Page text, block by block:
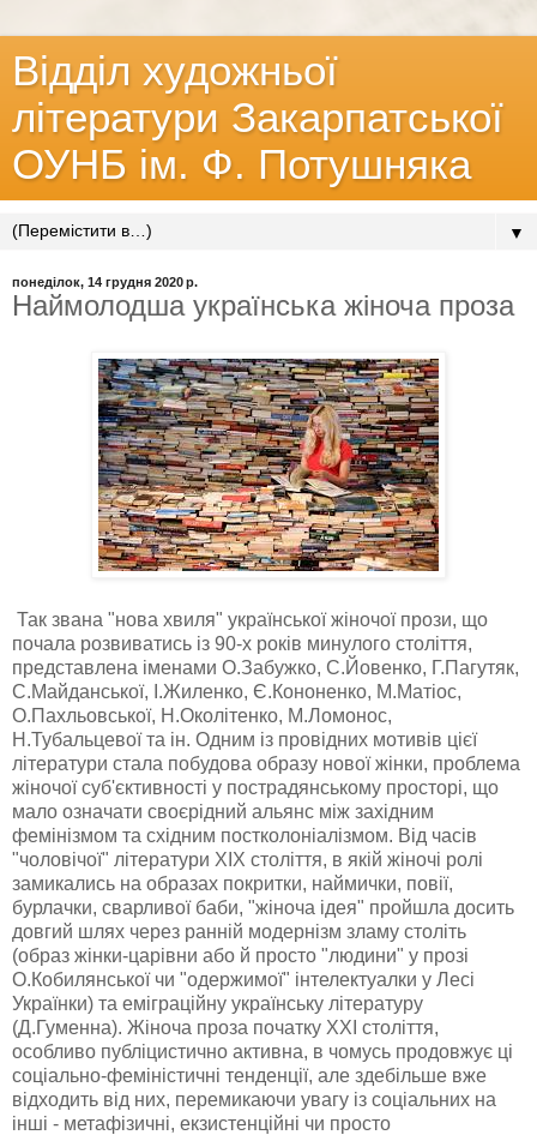
Відділ художньої
літератури Закарпатської
ОУНБ ім. Ф. Потушняка
▼
понеділок, 14 грудня 2020 р.
Наймолодша українська жіноча проза
Так звана "нова хвиля" української жіночої прози, що
почала роз­виватись із 90-х років минулого століття,
представлена іменами О.Забужко, С.Йовенко, Г.Пагутяк,
С.Майданської, І.Жиленко, Є.Кононенко, М.Матіос,
О.Пахльовської, Н.Околітенко, М.Ломонос,
Н.Тубальцевої та ін. Одним із провідних мотивів цієї
літератури стала побудова образу нової жінки, проблема
жіночої суб'єктивності у пострадянсько­му просторі, що
мало означати своєрідний альянс між західним
фемінізмом та східним постколоніалізмом. Від часів
"чоловічої" літе­ратури XIX століття, в якій жіночі ролі
замикались на образах покритки, наймички, повії,
бурлачки, сварливої баби, "жіноча ідея" пройшла досить
довгий шлях через ранній модернізм зламу століть
(образ жінки-царівни або й просто "людини" у прозі
О.Кобилянської чи "одержимої" інтелектуалки у Лесі
Українки) та еміграційну українську літературу
(Д.Гуменна). Жіноча проза початку XXI століття,
особливо публіцистично активна, в чомусь продовжує ці
соціально-феміністичні тенденції, але здебільше вже
відходить від них, перемикаючи увагу із соціальних на
інші - метафізичні, екзистенційні чи просто